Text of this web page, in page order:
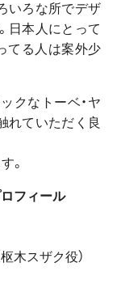
いろな所でデザ
日本人にとって
てる人は案外少
クなトーベ・ヤ
れていただく良
。
フィール
木スザク役）